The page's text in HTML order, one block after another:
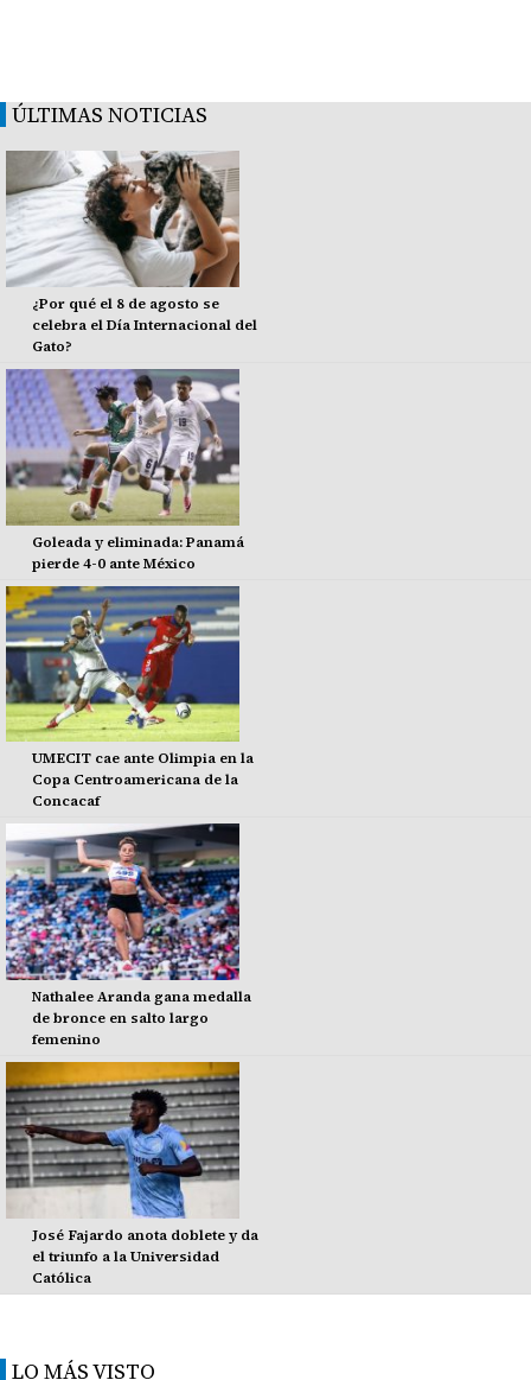
ÚLTIMAS NOTICIAS
¿Por qué el 8 de agosto se
celebra el Día Internacional del
Gato?
Goleada y eliminada: Panamá
pierde 4-0 ante México
UMECIT cae ante Olimpia en la
Copa Centroamericana de la
Concacaf
Nathalee Aranda gana medalla
de bronce en salto largo
femenino
José Fajardo anota doblete y da
el triunfo a la Universidad
Católica
LO MÁS VISTO